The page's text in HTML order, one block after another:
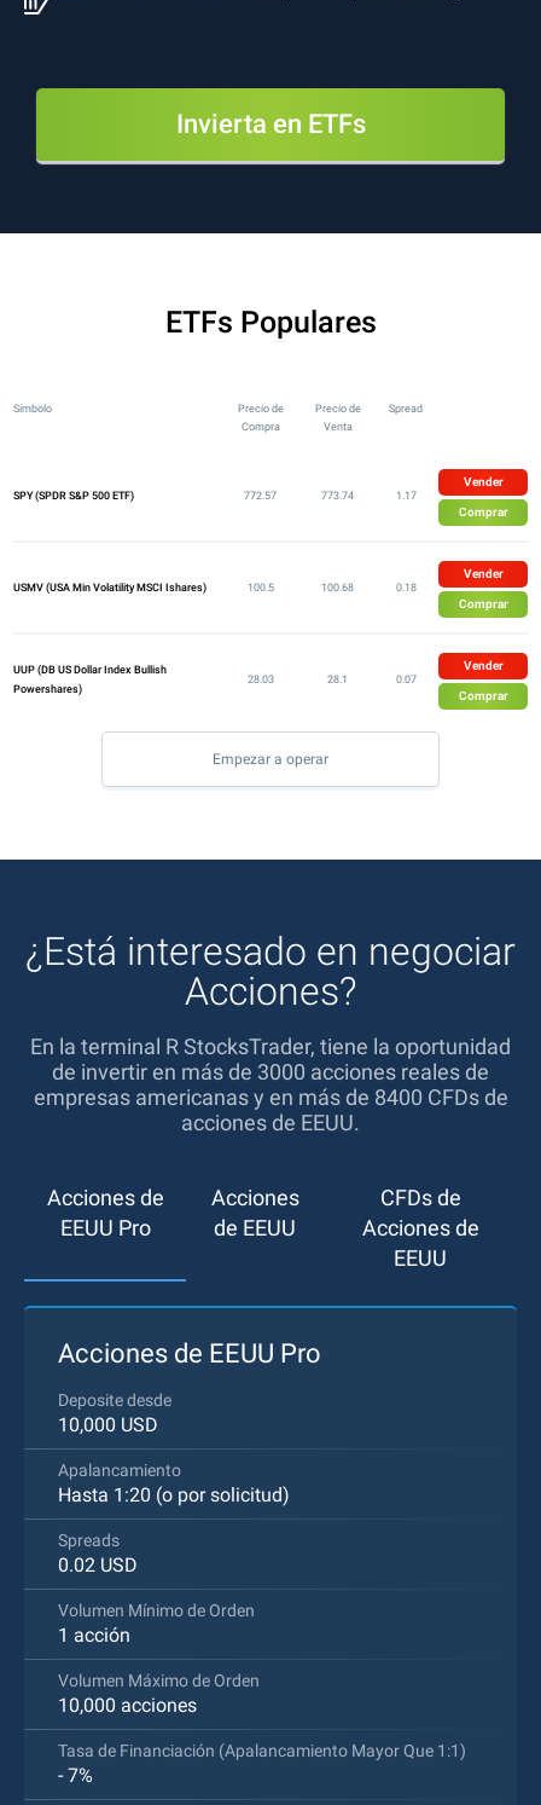
Invierta en ETFs
ETFs Populares
Símbolo
Precio de
Compra
Precio de
Venta
Spread
SPY (SPDR S&P 500 ETF) 772.57 773.74 1.17
Vender
Comprar
USMV (USA Min Volatility MSCI Ishares) 100.5 100.68 0.18
Vender
Comprar
UUP (DB US Dollar Index Bullish
Powershares)
28.03 28.1 0.07
Vender
Comprar
Empezar a operar
¿Está interesado en negociar
Acciones?
En la terminal R StocksTrader, tiene la oportunidad
de invertir en más de 3000 acciones reales de
empresas americanas y en más de 8400 CFDs de
acciones de EEUU.
Acciones de
EEUU Pro
Acciones
de EEUU
CFDs de
Acciones de
EEUU
Acciones de EEUU Pro
Deposite desde
10,000 USD
Apalancamiento
Hasta 1:20 (o por solicitud)
Spreads
0.02 USD
Volumen Mínimo de Orden
1 acción
Volumen Máximo de Orden
10,000 acciones
Tasa de Financiación (Apalancamiento Mayor Que 1:1)
- 7%